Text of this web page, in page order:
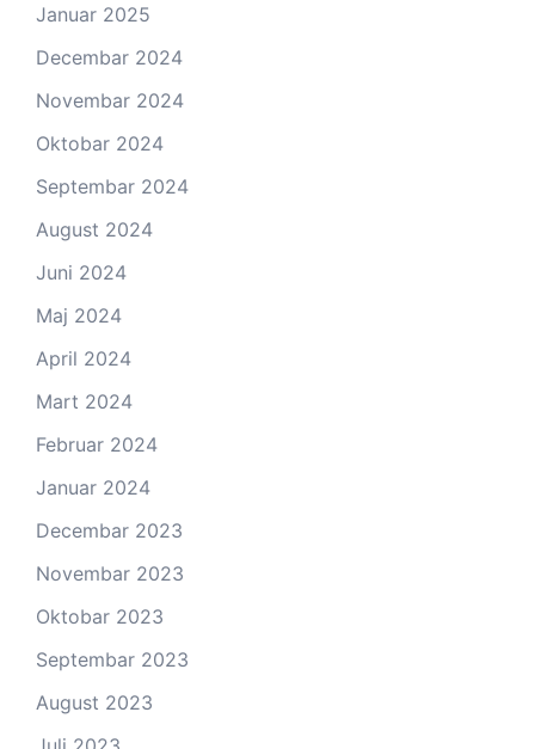
Januar 2025
Decembar 2024
Novembar 2024
Oktobar 2024
Septembar 2024
August 2024
Juni 2024
Maj 2024
April 2024
Mart 2024
Februar 2024
Januar 2024
Decembar 2023
Novembar 2023
Oktobar 2023
Septembar 2023
August 2023